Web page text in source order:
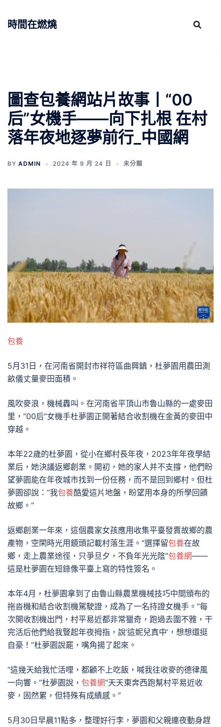
時間在燃燒
圖查包養網站片故事丨“00
后”女機手——向下扎根 在村
落年夜地逐夢前行_中國網
BY ADMIN 2024 年 9 月 24 日 未分類
包養
5月31日，在河南省開封市祥符區曲興鎮，杜夢園用農田測
畝儀丈量麥田面積。
風吹麥浪，機械轟叫。在河南省平頂山市魯山縣的一處麥田
里，“00后”女機手杜夢園正開著結合收割機在金黃的麥田中
穿越。
本年22歲的杜夢園，從小在鄉村長年夜，2023年年夜學結
業后，她決議返鄉創業。開初，她的家人并不支撐，他們盼
望夢園能在年夜城市找到一份任務，而不是回到鄉村。但杜
夢園卻說：“我包養酷愛這片地盤，盼望用本身的所學回饋
故鄉。”
返鄉創業一年來，這個農家女孩應用收集平臺發賣故鄉的農
產物，空閑時光用鏡頭記載村落生涯。“選擇留包養在故
鄉，走上農業途徑，只爭旦夕，不負年光光陰”包養網——
這是杜夢園在短錄像平臺上寫的特性簽名。
本年4月，杜夢園拿到了由魯山縣農業機械技巧中間頒布的
拖沓機和結合收割機駕駛證，成為了一名持證女機手。“每
次開收割機出門，村平易近都非常獵奇，跑過去圍不雅，干
完活后他們給我豎起年夜拇指，說‘這妮兒真中’，想想還挺
自豪！”杜夢園說罷，嘴角揚了起來。
“這幾天給我忙活哩，都顧不上吃飯，喊我往收麥的德律風
一向響。”杜夢園說， 包養網“天天東奔西跑幫村平易近收
麥，固然累，但特殊有成績感。”
5月30日早晨11點多，整理好行李，夢園和父親連夜動身趕